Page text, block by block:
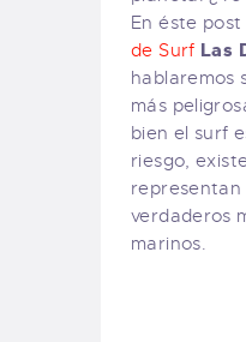
En éste
de Surf Las
hablaremos
más
bien el surf
riesgo,
representan
verdaderos
marinos.